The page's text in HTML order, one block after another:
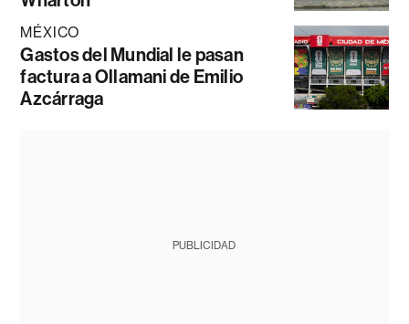
MÉXICO
Gastos del Mundial le pasan
factura a Ollamani de Emilio
Azcárraga
PUBLICIDAD